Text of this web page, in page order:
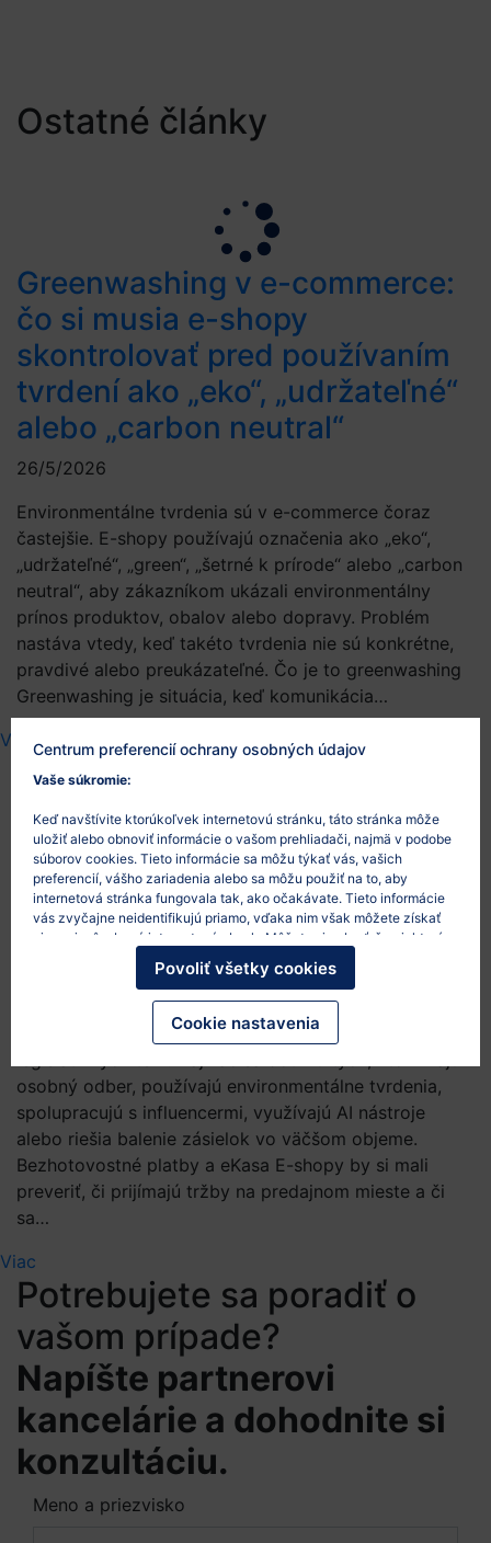
Ostatné články
Greenwashing v e-commerce:
čo si musia e-shopy
skontrolovať pred používaním
tvrdení ako „eko“, „udržateľné“
alebo „carbon neutral“
26/5/2026
Environmentálne tvrdenia sú v e-commerce čoraz
častejšie. E-shopy používajú označenia ako „eko“,
„udržateľné“, „green“, „šetrné k prírode“ alebo „carbon
neutral“, aby zákazníkom ukázali environmentálny
prínos produktov, obalov alebo dopravy. Problém
nastáva vtedy, keď takéto tvrdenia nie sú konkrétne,
pravdivé alebo preukázateľné. Čo je to greenwashing
Greenwashing je situácia, keď komunikácia…
Viac
Legislatívne zmeny pre e-
shopy v roku 2026: platby,
reklamácie, obaly, AI a
marketing
Rok 2026 prinesie e-shopom viacero praktických
osobný odber, používajú environmentálne tvrdenia,
spolupracujú s influencermi, využívajú AI nástroje
alebo riešia balenie zásielok vo väčšom objeme.
Bezhotovostné platby a eKasa E-shopy by si mali
preveriť, či prijímajú tržby na predajnom mieste a či
sa…
Viac
Potrebujete sa poradiť o
vašom prípade?
Napíšte partnerovi
kancelárie a dohodnite si
konzultáciu.
Meno a priezvisko
Centrum preferencií ochrany osobných údajov
Vaše súkromie:
Keď navštívite ktorúkoľvek internetovú stránku, táto stránka môže
uložiť alebo obnoviť informácie o vašom prehliadači, najmä v podobe
súborov cookies. Tieto informácie sa môžu týkať vás, vašich
preferencií, vášho zariadenia alebo sa môžu použiť na to, aby
internetová stránka fungovala tak, ako očakávate. Tieto informácie
vás zvyčajne neidentifikujú priamo, vďaka nim však môžete získať
viac prispôsobený internetový obsah. Môžete si vybrať, že niektoré
typy súborov cookies nepovolíte. Po kliknutí na nadpisy rôznych
kategórií sa dozviete viac a zmeníte svoje predvolené nastavenia.
Mali by ste však vedieť, že blokovanie niektorých súborov cookies
môže ovplyvniť vašu skúsenosť so stránkou a služby, ktoré vám
Cookie nastavenia
Povoliť všetky cookies